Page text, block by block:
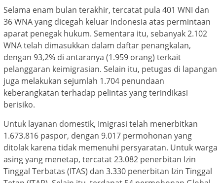
Selama enam bulan terakhir, tercatat pula 401 WNI dan
36 WNA yang dicegah keluar Indonesia atas permintaan
aparat penegak hukum. Sementara itu, sebanyak 2.102
WNA telah dimasukkan dalam daftar penangkalan,
dengan 93,2% di antaranya (1.959 orang) terkait
pelanggaran keimigrasian. Selain itu, petugas di lapangan
juga melakukan sejumlah 1.704 penundaan
keberangkatan terhadap pelintas yang terindikasi
berisiko.
Untuk layanan domestik, Imigrasi telah menerbitkan
1.673.816 paspor, dengan 9.017 permohonan yang
ditolak karena tidak memenuhi persyaratan. Untuk warga
asing yang menetap, tercatat 23.082 penerbitan Izin
Tinggal Terbatas (ITAS) dan 3.330 penerbitan Izin Tinggal